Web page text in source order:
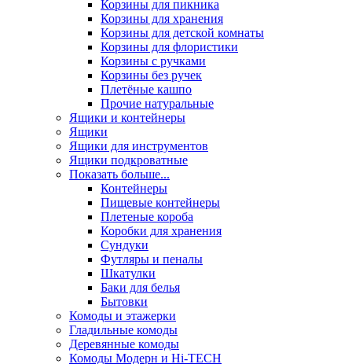
Корзины для пикника
Корзины для хранения
Корзины для детской комнаты
Корзины для флористики
Корзины с ручками
Корзины без ручек
Плетёные кашпо
Прочие натуральные
Ящики и контейнеры
Ящики
Ящики для инструментов
Ящики подкроватные
Показать больше...
Контейнеры
Пищевые контейнеры
Плетеные короба
Коробки для хранения
Сундуки
Футляры и пеналы
Шкатулки
Баки для белья
Бытовки
Комоды и этажерки
Гладильные комоды
Деревянные комоды
Комоды Модерн и Hi-TECH